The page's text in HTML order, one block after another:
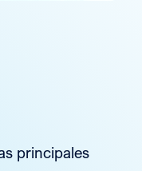
principales